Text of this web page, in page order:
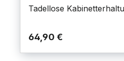
Tadellose
64,90 €